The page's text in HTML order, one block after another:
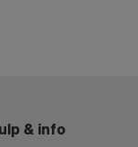
& info